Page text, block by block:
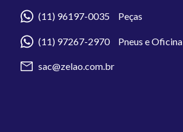
(11) 96197-0035 Peças
(11) 97267-2970 Pneus e Oficina
sac@zelao.com.br